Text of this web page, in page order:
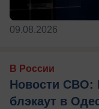
09.08.2026
В России
Новости СВО:
блэкаут в